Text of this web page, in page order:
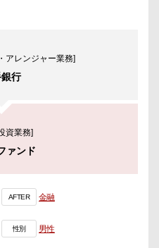
アレンジャー業務]
行
資業務]
ァンド
AFTER 金融
性別 男性